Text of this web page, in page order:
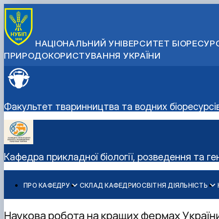
НАЦІОНАЛЬНИЙ УНІВЕРСИТЕТ
ПРИРОДОКОРИСТУВАННЯ УКРАЇНИ
Факультет тваринництва та водних
Кафедра прикладної біології, розведення та
ПРО КАФЕДРУ
Історія кафедри
СКЛАД КАФЕДРИОСВІТНЯ ДІЯЛЬНІСТЬ
Навчальні лабораторії
Наукова робота
Наукова робота на кращих фермах